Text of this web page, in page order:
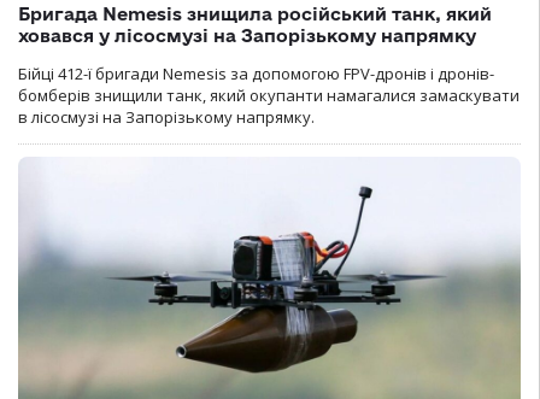
Бригада Nemesis знищила російський танк, який
ховався у лісосмузі на Запорізькому напрямку
Бійці 412-ї бригади Nemesis за допомогою FPV-дронів і дронів-
бомберів знищили танк, який окупанти намагалися замаскувати
в лісосмузі на Запорізькому напрямку.